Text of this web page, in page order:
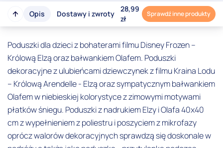
Opis Dostawy i zwroty
28,99
zł
Sprawdź inne produkty
Poduszki dla dzieci z bohaterami filmu Disney Frozen –
Królową Elzą oraz bałwankiem Olafem. Poduszki
dekoracyjne z ulubieńcami dziewczynek z filmu Kraina Lodu
– Królową Arendelle - Elzą oraz sympatycznym bałwankiem
Olafem w niebieskiej kolorystyce z zimowymi motywami
płatków śniegu. Poduszki z nadrukiem Elzy i Olafa 40x40
cm z wypełnieniem z poliestru i poszyciem z mikrofazy
oprócz walorów dekoracyjnych sprawdzą się doskonale w